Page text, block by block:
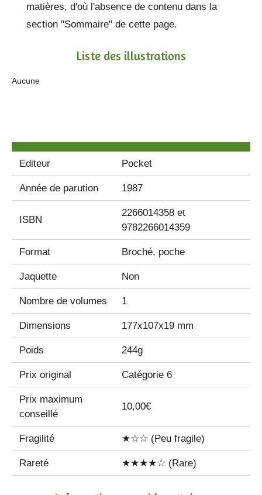
matières, d'où l'absence de contenu dans la
section "Sommaire" de cette page.
Liste des illustrations
Aucune
Editeur Pocket
Année de parution 1987
ISBN
2266014358 et
9782266014359
Format Broché, poche
Jaquette Non
Nombre de volumes 1
Dimensions 177x107x19 mm
Poids 244g
Prix original Catégorie 6
Prix maximum
conseillé
10,00€
Fragilité ★☆☆ (Peu fragile)
Rareté ★★★★☆ (Rare)